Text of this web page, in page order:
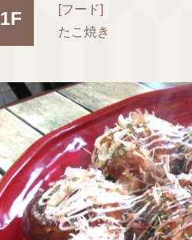
1F
[フード]
たこ焼き